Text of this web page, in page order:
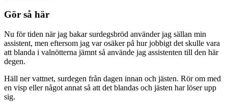
Gör så här
Nu för tiden när jag bakar surdegsbröd använder jag sällan min
assistent, men eftersom jag var osäker på hur jobbigt det skulle vara
att blanda i valnötterna jämnt så använde jag assistenten till den här
degen.
Häll ner vattnet, surdegen från dagen innan och jästen. Rör om med
en visp eller något annat så att det blandas och jästen har löser upp
sig.